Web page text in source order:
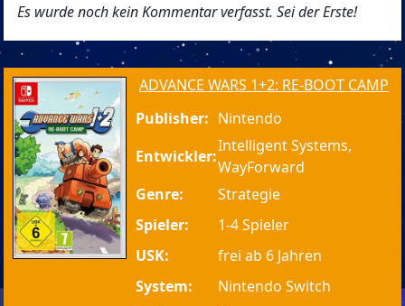
Es wurde noch kein Kommentar verfasst. Sei der Erste!
ADVANCE WARS 1+2: RE-BOOT CAMP
Publisher: Nintendo
Entwickler:
Intelligent Systems,
WayForward
Genre:
Strategie
Spieler:
1-4 Spieler
USK:
frei ab 6 Jahren
System:
Nintendo Switch